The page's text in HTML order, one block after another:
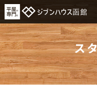
ス